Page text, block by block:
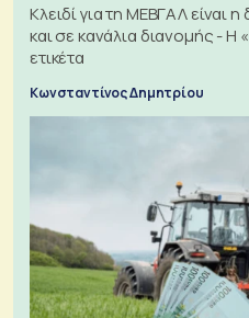
Κλειδί για τη ΜΕΒΓΑΛ είναι
και σε κανάλια διανομής - Η
ετικέτα
Κωνσταντίνος Δημητρίου